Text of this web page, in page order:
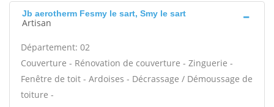
Jb aerotherm Fesmy le sart, Smy le sart
Artisan
Département: 02
Couverture - Rénovation de couverture - Zinguerie -
Fenêtre de toit - Ardoises - Décrassage / Démoussage de
toiture -